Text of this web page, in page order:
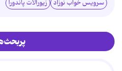
سرویس خواب نوزاد زیورآلات پاندورا